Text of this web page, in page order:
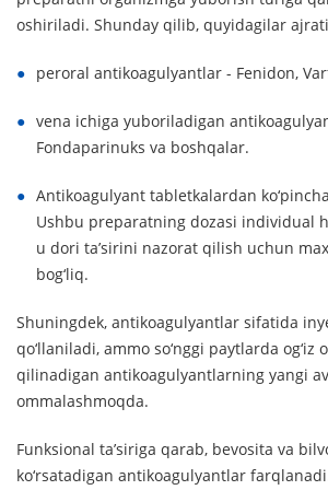
oshiriladi. Shunday qilib, quyidagilar
peroral antikoagulyantlar - Fenidon,
vena ichiga yuboriladigan
Fondaparinuks va boshqalar.
Antikoagulyant tabletkalardan
Ushbu preparatning dozasi individual
u dori ta’sirini nazorat qilish uchun
bog‘liq.
Shuningdek, antikoagulyantlar sifatida
qo‘llaniladi, ammo so‘nggi paytlarda og‘iz
qilinadigan antikoagulyantlarning yangi
ommalashmoqda.
Funksional ta’siriga qarab, bevosita va
ko‘rsatadigan antikoagulyantlar